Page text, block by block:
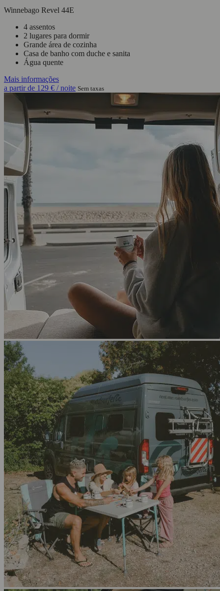
Winnebago Revel 44E
4 assentos
2 lugares para dormir
Grande área de cozinha
Casa de banho com duche e sanita
Água quente
Mais informações
a partir de 129 € / noite Sem taxas